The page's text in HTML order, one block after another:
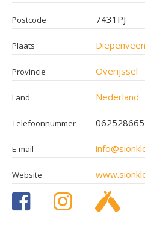
Postcode 7431PJ
Plaats Diepenveen
Provincie Overijssel
Land Nederland
Telefoonnummer
E-mail
Website